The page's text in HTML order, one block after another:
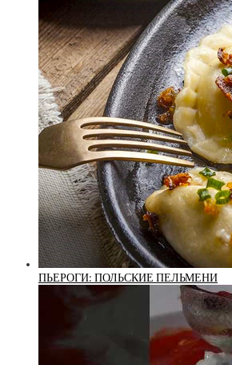
ПЬЕРОГИ: ПОЛЬСКИЕ ПЕЛЬМЕНИ